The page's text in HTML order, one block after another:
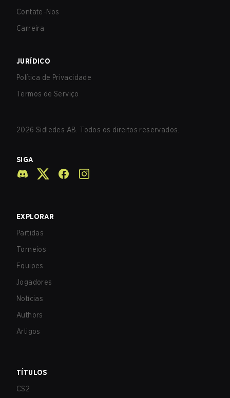
Contate-Nos
Carreira
JURÍDICO
Política de Privacidade
Termos de Serviço
2026 Sidledes AB. Todos os direitos reservados.
SIGA
EXPLORAR
Partidas
Torneios
Equipes
Jogadores
Notícias
Authors
Artigos
TÍTULOS
CS2